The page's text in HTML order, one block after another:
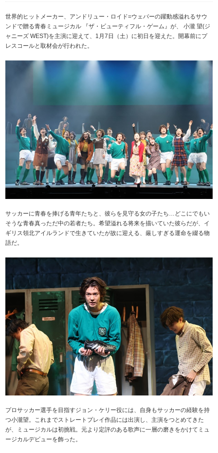
世界的ヒットメーカー、アンドリュー・ロイド=ウェバーの躍動感溢れるサウ
ンドで贈る青春ミュージカル 『ザ・ビューティフル・ゲーム』が、 小瀧 望(ジ
ャニーズ WEST)を主演に迎えて、1月7日（土）に初日を迎えた。開幕前にプ
レスコールと取材会が行われた。
サッカーに青春を捧げる青年たちと、彼らを見守る女の子たち…どこにでもい
そうな青春真っただ中の若者たち。希望溢れる将来を描いていた彼らだが、イ
ギリス領北アイルランドで生きていたが故に迎える、厳しすぎる運命を綴る物
語だ。
プロサッカー選手を目指すジョン・ケリー役には、自身もサッカーの経験を持
つ小瀧望。これまでストレートプレイ作品には出演し、主演をつとめてきた
が、ミュージカルは初挑戦。元より定評のある歌声に一層の磨きをかけてミュ
ージカルデビューを飾った。